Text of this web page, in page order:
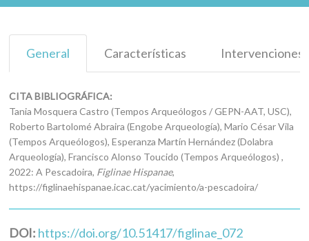
General Características Intervenciones
CITA BIBLIOGRÁFICA:
Tania Mosquera Castro (Tempos Arqueólogos / GEPN-AAT, USC),
Roberto Bartolomé Abraira (Engobe Arqueología), Mario César Vila
(Tempos Arqueólogos), Esperanza Martín Hernández (Dolabra
Arqueología), Francisco Alonso Toucido (Tempos Arqueólogos) ,
2022: A Pescadoira, Figlinae Hispanae,
https://figlinaehispanae.icac.cat/yacimiento/a-pescadoira/
DOI: https://doi.org/10.51417/figlinae_072